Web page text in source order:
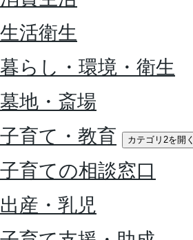
生活衛生
暮らし・環境・衛生
墓地・斎場
子育て・教育
カテゴリ2を開く
子育ての相談窓口
出産・乳児